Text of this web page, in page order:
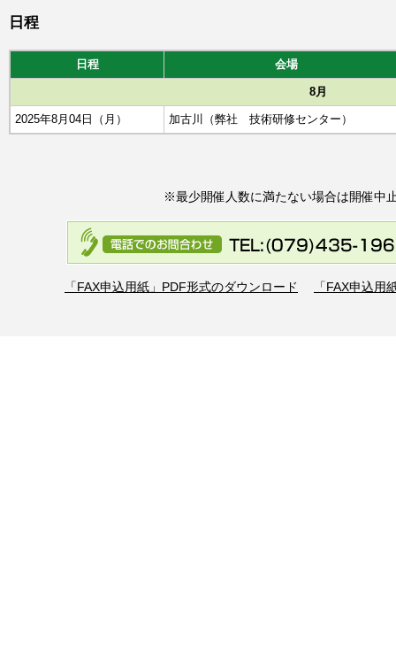
日程
日程 会場
8月
2025年8月04日（月） 加古川（弊社 技術研修センター）
※最少開催人数に満たない場合は開催中
「FAX申込用紙」PDF形式のダウンロード 「FAX申込用